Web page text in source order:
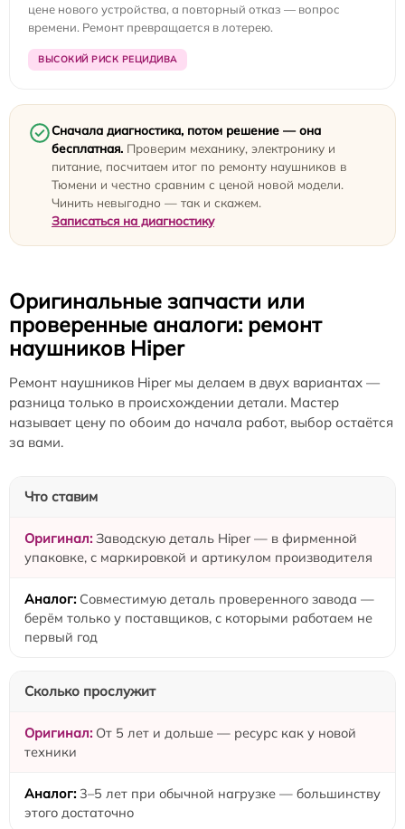
цене нового устройства, а повторный отказ — вопрос
времени. Ремонт превращается в лотерею.
ВЫСОКИЙ РИСК РЕЦИДИВА
Сначала диагностика, потом решение — она
бесплатная. Проверим механику, электронику и
питание, посчитаем итог по ремонту наушников в
Тюмени и честно сравним с ценой новой модели.
Чинить невыгодно — так и скажем.
Записаться на диагностику
Оригинальные запчасти или
проверенные аналоги: ремонт
наушников Hiper
Ремонт наушников Hiper мы делаем в двух вариантах —
разница только в происхождении детали. Мастер
называет цену по обоим до начала работ, выбор остаётся
за вами.
Что ставим
Заводскую деталь Hiper — в фирменной
упаковке, с маркировкой и артикулом производителя
Совместимую деталь проверенного завода —
берём только у поставщиков, с которыми работаем не
первый год
Сколько прослужит
От 5 лет и дольше — ресурс как у новой
техники
3–5 лет при обычной нагрузке — большинству
этого достаточно